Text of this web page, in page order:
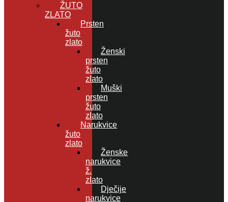
ŽUTO
ZLATO
Prsten
žuto
zlato
Ženski
prsten
žuto
zlato
Muški
prsten
žuto
zlato
Narukvice
žuto
zlato
Ženske
narukvice
ž.
zlato
Dječije
narukvice